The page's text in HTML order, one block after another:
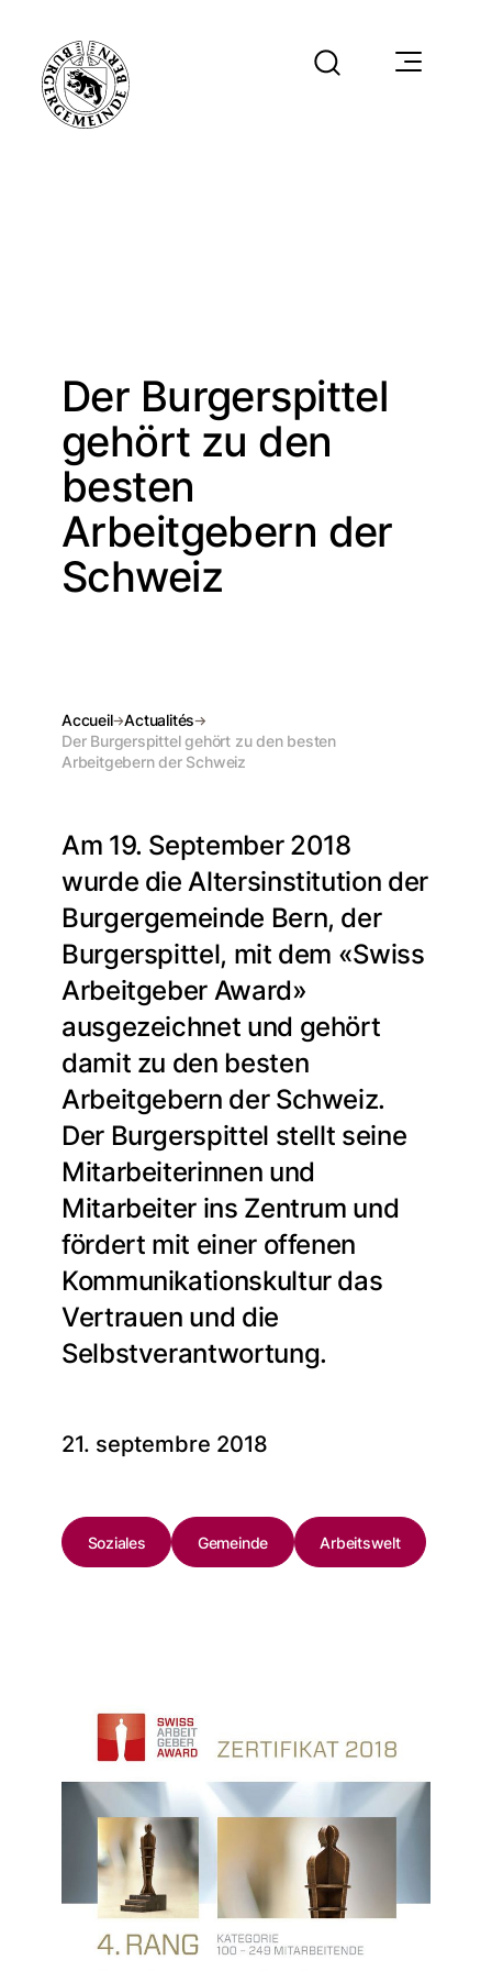
Der Burgerspittel
gehört zu den
besten
Arbeitgebern der
Schweiz
Accueil
Actualités
Der Burgerspittel gehört zu den besten
Arbeitgebern der Schweiz
Am 19. September 2018
wurde die Altersinstitution der
Burgergemeinde Bern, der
Burgerspittel, mit dem «Swiss
Arbeitgeber Award»
ausgezeichnet und gehört
damit zu den besten
Arbeitgebern der Schweiz.
Der Burgerspittel stellt seine
Mitarbeiterinnen und
Mitarbeiter ins Zentrum und
fördert mit einer offenen
Kommunikationskultur das
Vertrauen und die
Selbstverantwortung.
21. septembre 2018
Soziales Gemeinde Arbeitswelt